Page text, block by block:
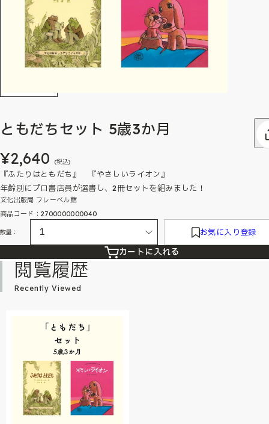
ともだちセット 5歳3か月
¥2,640 (税込)
『ふたりはともだち』 『やさしいライオン』
年齢別にプロ書店員が選書し、2冊セットを組みました！
文化出版局 フレーベル館
商品コード：2700000000040
数量： お気に入り登録
カートに入れる
閲覧履歴
Recently Viewed